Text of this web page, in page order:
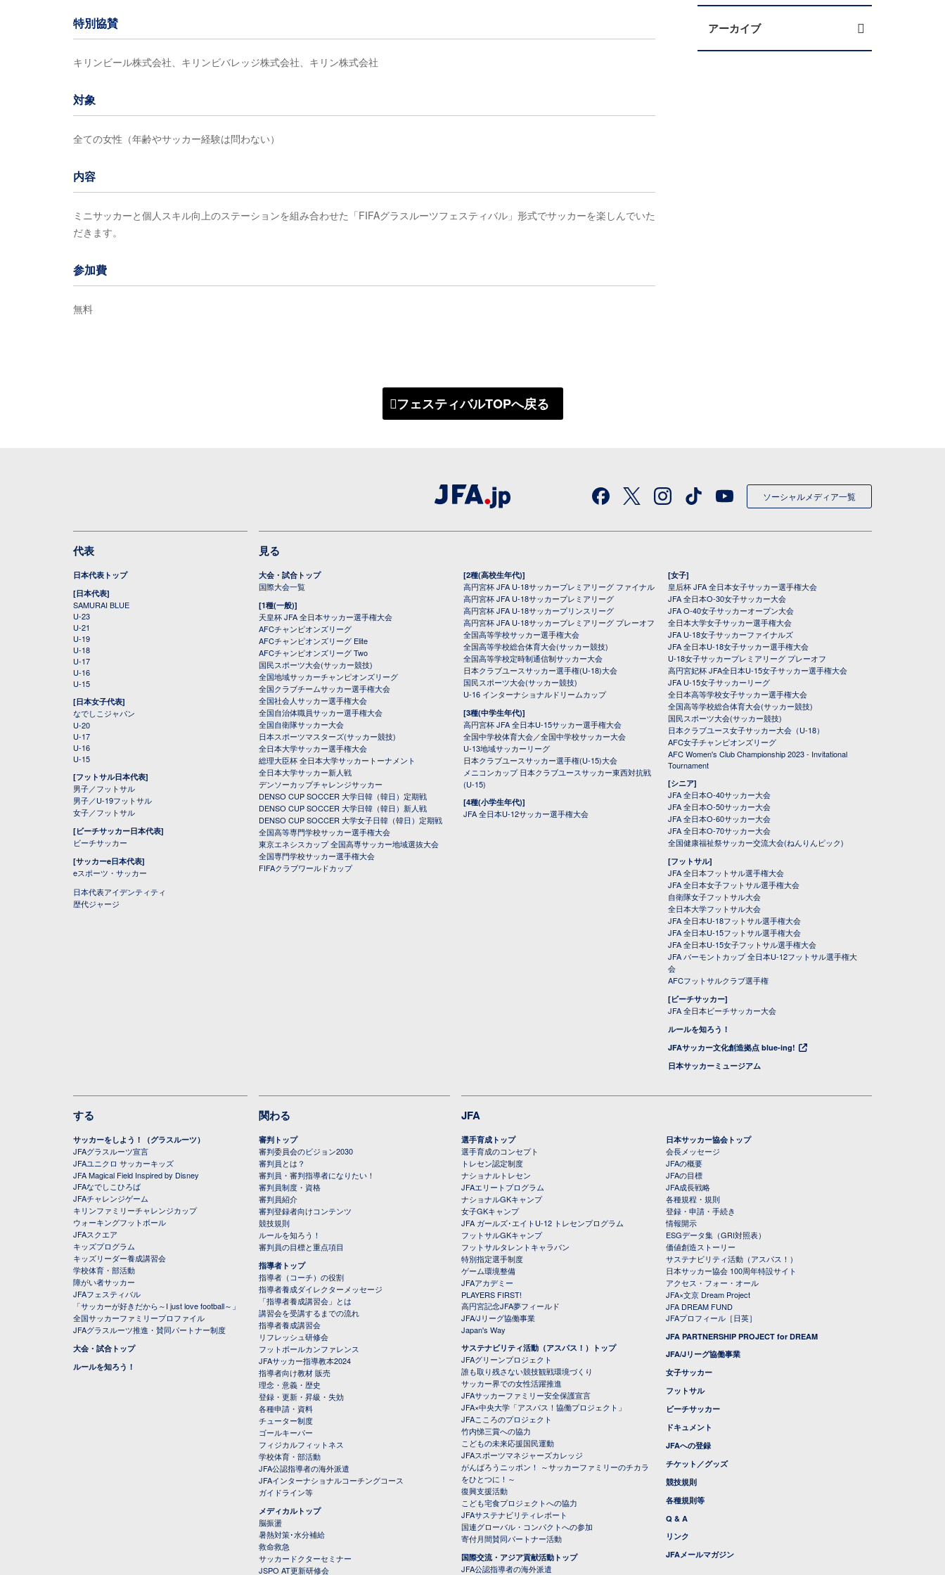
特別協賛
キリンビール株式会社、キリンビバレッジ株式会社、キリン株式会社
対象
全ての女性（年齢やサッカー経験は問わない）
内容
ミニサッカーと個人スキル向上のステーションを組み合わせた「FIFAグラスルーツフェスティバル」形式でサッカーを楽しんでいた
だきます。
参加費
無料
アーカイブ
フェスティバルTOPへ戻る
ソーシャルメディア一覧
代表
日本代表トップ
[日本代表]
SAMURAI BLUE
U-23
U-21
U-19
U-18
U-17
U-16
U-15
[日本女子代表]
なでしこジャパン
U-20
U-17
U-16
U-15
[フットサル日本代表]
男子／フットサル
男子／U-19フットサル
女子／フットサル
[ビーチサッカー日本代表]
ビーチサッカー
[サッカーe日本代表]
eスポーツ・サッカー
日本代表アイデンティティ
歴代ジャージ
見る
大会・試合トップ
国際大会一覧
[1種(一般)]
天皇杯 JFA 全日本サッカー選手権大会
AFCチャンピオンズリーグ
AFCチャンピオンズリーグ Elite
AFCチャンピオンズリーグ Two
国民スポーツ大会(サッカー競技)
全国地域サッカーチャンピオンズリーグ
全国クラブチームサッカー選手権大会
全国社会人サッカー選手権大会
全国自治体職員サッカー選手権大会
全国自衛隊サッカー大会
日本スポーツマスターズ(サッカー競技)
全日本大学サッカー選手権大会
総理大臣杯 全日本大学サッカートーナメント
全日本大学サッカー新人戦
デンソーカップチャレンジサッカー
DENSO CUP SOCCER 大学日韓（韓日）定期戦
DENSO CUP SOCCER 大学日韓（韓日）新人戦
DENSO CUP SOCCER 大学女子日韓（韓日）定期戦
全国高等専門学校サッカー選手権大会
東京エネシスカップ 全国高専サッカー地域選抜大会
全国専門学校サッカー選手権大会
FIFAクラブワールドカップ
[2種(高校生年代)]
高円宮杯 JFA U-18サッカープレミアリーグ ファイナル
高円宮杯 JFA U-18サッカープレミアリーグ
高円宮杯 JFA U-18サッカープリンスリーグ
高円宮杯 JFA U-18サッカープレミアリーグ プレーオフ
全国高等学校サッカー選手権大会
全国高等学校総合体育大会(サッカー競技)
全国高等学校定時制通信制サッカー大会
日本クラブユースサッカー選手権(U-18)大会
国民スポーツ大会(サッカー競技)
U-16 インターナショナルドリームカップ
[3種(中学生年代)]
高円宮杯 JFA 全日本U-15サッカー選手権大会
全国中学校体育大会／全国中学校サッカー大会
U-13地域サッカーリーグ
日本クラブユースサッカー選手権(U-15)大会
メニコンカップ 日本クラブユースサッカー東西対抗戦
(U-15)
[4種(小学生年代)]
JFA 全日本U-12サッカー選手権大会
[女子]
皇后杯 JFA 全日本女子サッカー選手権大会
JFA 全日本O-30女子サッカー大会
JFA O-40女子サッカーオープン大会
全日本大学女子サッカー選手権大会
JFA U-18女子サッカーファイナルズ
JFA 全日本U-18女子サッカー選手権大会
U-18女子サッカープレミアリーグ プレーオフ
高円宮妃杯 JFA全日本U-15女子サッカー選手権大会
JFA U-15女子サッカーリーグ
全日本高等学校女子サッカー選手権大会
全国高等学校総合体育大会(サッカー競技)
国民スポーツ大会(サッカー競技)
日本クラブユース女子サッカー大会（U-18）
AFC女子チャンピオンズリーグ
AFC Women's Club Championship 2023 - Invitational
Tournament
[シニア]
JFA 全日本O-40サッカー大会
JFA 全日本O-50サッカー大会
JFA 全日本O-60サッカー大会
JFA 全日本O-70サッカー大会
全国健康福祉祭サッカー交流大会(ねんりんピック)
[フットサル]
JFA 全日本フットサル選手権大会
JFA 全日本女子フットサル選手権大会
自衛隊女子フットサル大会
全日本大学フットサル大会
JFA 全日本U-18フットサル選手権大会
JFA 全日本U-15フットサル選手権大会
JFA 全日本U-15女子フットサル選手権大会
JFA バーモントカップ 全日本U-12フットサル選手権大
会
AFCフットサルクラブ選手権
[ビーチサッカー]
JFA 全日本ビーチサッカー大会
ルールを知ろう！
JFAサッカー文化創造拠点 blue-ing!
日本サッカーミュージアム
する
サッカーをしよう！（グラスルーツ）
JFAグラスルーツ宣言
JFAユニクロ サッカーキッズ
JFA Magical Field Inspired by Disney
JFAなでしこひろば
JFAチャレンジゲーム
キリンファミリーチャレンジカップ
ウォーキングフットボール
JFAスクエア
キッズプログラム
キッズリーダー養成講習会
学校体育・部活動
障がい者サッカー
JFAフェスティバル
「サッカーが好きだから～I just love football～」
全国サッカーファミリープロファイル
JFAグラスルーツ推進・賛同パートナー制度
大会・試合トップ
ルールを知ろう！
関わる
審判トップ
審判委員会のビジョン2030
審判員とは？
審判員・審判指導者になりたい！
審判員制度・資格
審判員紹介
審判登録者向けコンテンツ
競技規則
ルールを知ろう！
審判員の目標と重点項目
指導者トップ
指導者（コーチ）の役割
指導者養成ダイレクターメッセージ
「指導者養成講習会」とは
講習会を受講するまでの流れ
指導者養成講習会
リフレッシュ研修会
フットボールカンファレンス
JFAサッカー指導教本2024
指導者向け教材 販売
理念・意義・歴史
登録・更新・昇級・失効
各種申請・資料
チューター制度
ゴールキーパー
フィジカルフィットネス
学校体育・部活動
JFA公認指導者の海外派遣
JFAインターナショナルコーチングコース
ガイドライン等
メディカルトップ
脳振盪
暑熱対策･水分補給
救命救急
サッカードクターセミナー
JSPO AT更新研修会
JFA
選手育成トップ
選手育成のコンセプト
トレセン認定制度
ナショナルトレセン
JFAエリートプログラム
ナショナルGKキャンプ
女子GKキャンプ
JFA ガールズ･エイトU-12 トレセンプログラム
フットサルGKキャンプ
フットサルタレントキャラバン
特別指定選手制度
ゲーム環境整備
JFAアカデミー
PLAYERS FIRST!
高円宮記念JFA夢フィールド
JFA/Jリーグ協働事業
Japan's Way
サステナビリティ活動（アスパス！）トップ
JFAグリーンプロジェクト
誰も取り残さない競技観戦環境づくり
サッカー界での女性活躍推進
JFAサッカーファミリー安全保護宣言
JFA×中央大学「アスパス！協働プロジェクト」
JFAこころのプロジェクト
竹内悌三賞への協力
こどもの未来応援国民運動
JFAスポーツマネジャーズカレッジ
がんばろうニッポン！ ～サッカーファミリーのチカラ
をひとつに！～
復興支援活動
こども宅食プロジェクトへの協力
JFAサステナビリティレポート
国連グローバル・コンパクトへの参加
寄付月間賛同パートナー活動
国際交流・アジア貢献活動トップ
JFA公認指導者の海外派遣
日本サッカー協会トップ
会長メッセージ
JFAの概要
JFAの目標
JFA成長戦略
各種規程・規則
登録・申請・手続き
情報開示
ESGデータ集（GRI対照表）
価値創造ストーリー
サステナビリティ活動（アスパス！）
日本サッカー協会 100周年特設サイト
アクセス・フォー・オール
JFA×文京 Dream Project
JFA DREAM FUND
JFAプロフィール［日英］
JFA PARTNERSHIP PROJECT for DREAM
JFA/Jリーグ協働事業
女子サッカー
フットサル
ビーチサッカー
ドキュメント
JFAへの登録
チケット／グッズ
競技規則
各種規則等
Q & A
リンク
JFAメールマガジン